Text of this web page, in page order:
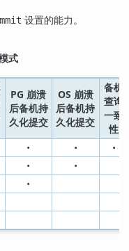
设置的能力。
式
PG 崩溃
后备机持
久化提交
OS 崩溃
后备机持
久化提交
备机
查询
一致
性
• •
•
•
•
•